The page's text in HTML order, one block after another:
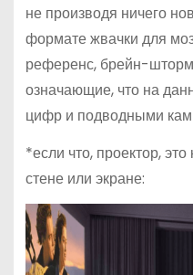
не производя ничего
формате жвачки для
референс, брейн-
означающие, что на
цифр и подводными
*если что, проектор,
стене или экране: